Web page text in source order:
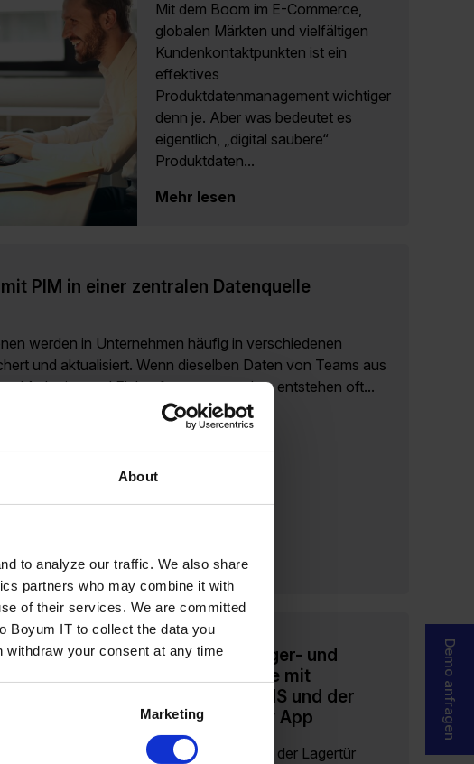
About
to analyze our traffic. We also share
partners who may combine it with
of their services. We are committed
Boyum IT to collect the data you
withdraw your consent at any time
Marketing
Mit dem Boom im E-Commerce,
globalen Märkten und vielfältigen
Kundenkontaktpunkten ist ein
effektives
Produktdatenmanagement wichtiger
denn je. Aber was bedeutet es
eigentlich, „digital saubere“
Produktdaten...
Mehr lesen
PIM in einer zentralen Datenquelle
werden in Unternehmen häufig in verschiedenen
und aktualisiert. Wenn dieselben Daten von Teams aus
Marketing und Einkauf genutzt werden, entstehen oft...
Optimierte Lager- und
Lieferprozesse mit
Produmex WMS und der
B1Fox Delivery App
Wenn Effizienz an der Lagertür
Demo anfragen